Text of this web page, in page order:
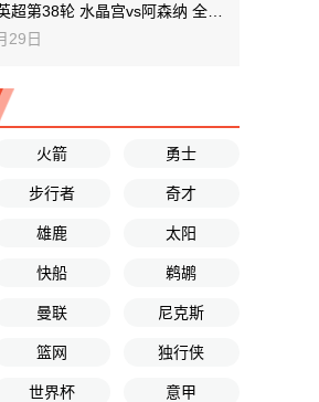
05月25日 英超第38轮 水晶宫vs阿森纳 全场录像回放
29日
火箭 勇士
步行者 奇才
雄鹿 太阳
快船 鹈鹕
曼联 尼克斯
篮网 独行侠
世界杯 意甲